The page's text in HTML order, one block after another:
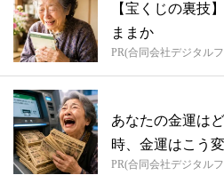
【宝くじの裏技
ままか
PR(合同会社デジタル
あなたの金運は
時、金運はこう
PR(合同会社デジタル